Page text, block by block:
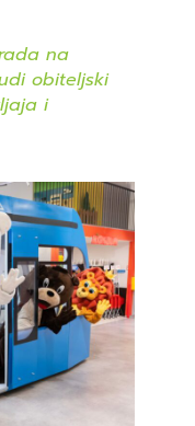
na
obiteljski
i